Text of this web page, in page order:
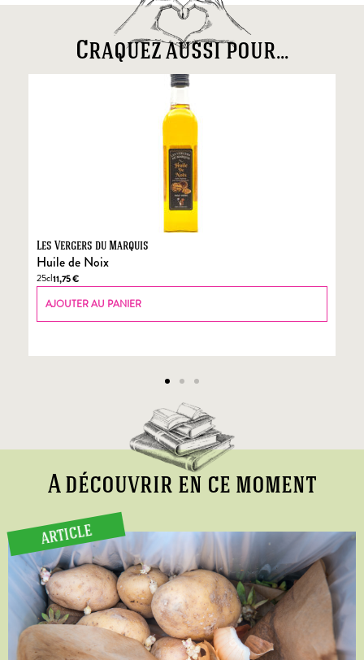
Craquez aussi pour...
Les Vergers du Marquis
Huile de Noix
25cl11,75€
AJOUTER AU PANIER
A découvrir en ce moment
ARTICLE